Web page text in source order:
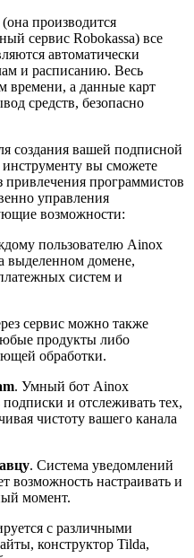
производится
сервис Robokassa) все
автоматически
и расписанию. Весь
времени, а данные карт
средств, безопасно
создания вашей подписной
инструменту вы сможете
привлечения программистов
управления
возможности:
пользователю Ainox
выделенном домене,
систем и
сервис можно также
продукты либо
обработки.
. Умный бот Ainox
подписки и отслеживать тех,
чистоту вашего канала
. Система уведомлений
возможность настраивать и
момент.
с различными
конструктор Tilda,